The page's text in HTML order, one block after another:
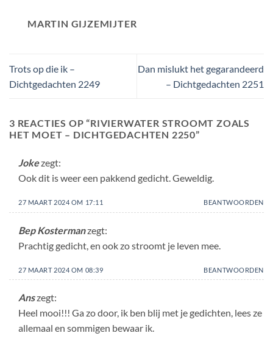
MARTIN GIJZEMIJTER
Trots op die ik –
Dichtgedachten 2249
Dan mislukt het gegarandeerd
– Dichtgedachten 2251
3 REACTIES OP “RIVIERWATER STROOMT ZOALS
HET MOET – DICHTGEDACHTEN 2250”
Jokezegt:
Ook dit is weer een pakkend gedicht. Geweldig.
27 MAART 2024 OM 17:11 BEANTWOORDEN
Bep Kostermanzegt:
Prachtig gedicht, en ook zo stroomt je leven mee.
27 MAART 2024 OM 08:39 BEANTWOORDEN
Anszegt:
Heel mooi!!! Ga zo door, ik ben blij met je gedichten, lees ze
allemaal en sommigen bewaar ik.